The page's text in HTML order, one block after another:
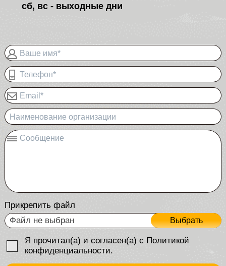
сб, вс - выходные дни
Ваше имя*
Телефон*
Email*
Наименование организации
Сообщение
Прикрепить файл
Выбрать
Файл не выбран
Я прочитал(а) и согласен(а) с Политикой
конфиденциальности.